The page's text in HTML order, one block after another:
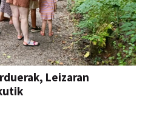
Leizaran